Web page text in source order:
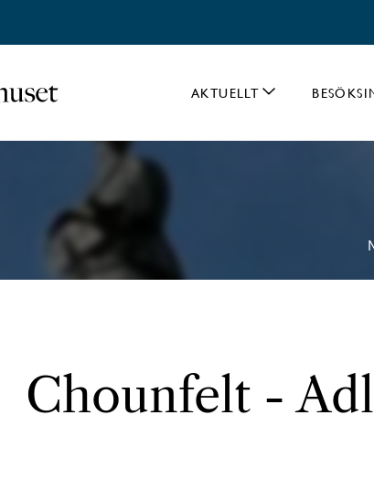
AKTUELLT
Chounfelt -